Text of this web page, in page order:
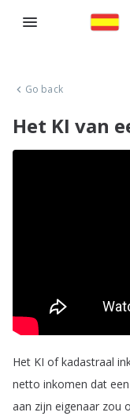
Go back
Het KI van
Het KI of kadastraal
netto inkomen dat een
aan zijn eigenaar zou